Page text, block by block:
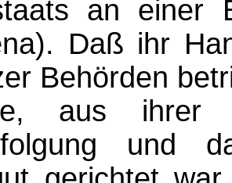
an einer
Daß ihr
Behörden
aus ihrer
und